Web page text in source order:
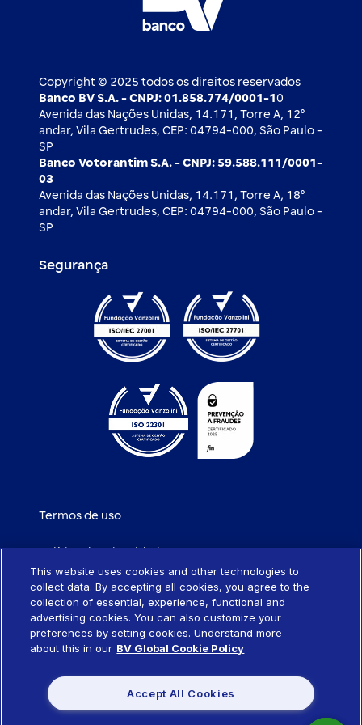
Câmbio e Comércio exterior
Notícias Econômicas
Copyright © 2025 todos os direitos reservados
Banco BV S.A. - CNPJ: 01.858.774/0001-1 0
Avenida das Nações Unidas, 14.171, Torre A, 12⁰
andar, Vila Gertrudes, CEP: 04794-000, São Paulo -
SP
Banco Votorantim S.A. - CNPJ: 59.588.111/0001-
03
Avenida das Nações Unidas, 14.171, Torre A, 18⁰
andar, Vila Gertrudes, CEP: 04794-000, São Paulo -
SP
Segurança
Termos de uso
Política de privacidade
Política de cookies
Portabilidade de empréstimo
Política de remuneração de produtos
This website uses cookies and other technologies to
collect data. By accepting all cookies, you agree to the
collection of essential, experience, functional and
advertising cookies. You can also customize your
preferences by setting cookies. Understand more
about this in our BV Global Cookie Policy
Accept All Cookies